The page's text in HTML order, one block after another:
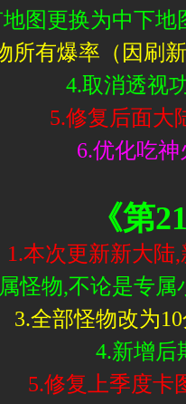
图更换为中下
所有爆率（因刷
4.取消透视
5.修复后面大
6.优化吃神
《第
1.本次更新新大陆
怪物,不论是专
3.全部怪物改为
4.新增后
5.修复上季度卡